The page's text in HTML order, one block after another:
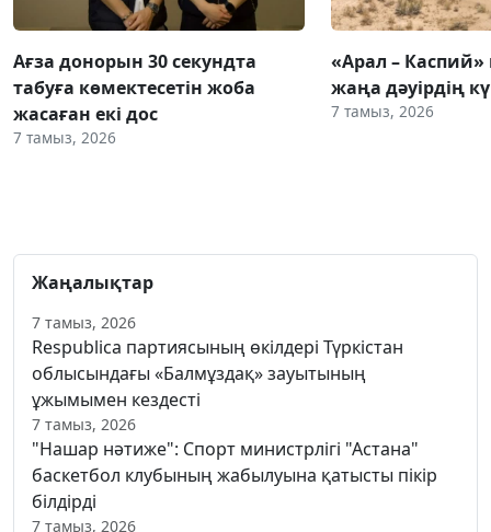
Ағза донорын 30 секундта
табуға көмектесетін жоба
жасаған екі дос
7 тамыз, 2026
«Арал – Каспий»
жаңа дәуірдің
7 тамыз, 2026
Жаңалықтар
7 тамыз, 2026
Respublica партиясының өкілдері Түркістан
облысындағы «Балмұздақ» зауытының
ұжымымен кездесті
7 тамыз, 2026
"Нашар нәтиже": Спорт министрлігі "Астана"
баскетбол клубының жабылуына қатысты пікір
білдірді
7 тамыз, 2026